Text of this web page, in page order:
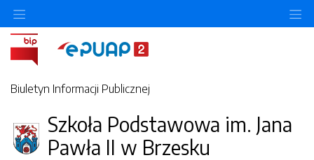
Biuletyn Informacji Publicznej
Szkoła Podstawowa im. Jana
Pawła II w Brzesku